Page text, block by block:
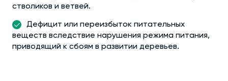
стволиков и ветвей.
Дефицит или переизбыток питательных
веществ вследствие нарушения режима питания,
приводящий к сбоям в развитии деревьев.